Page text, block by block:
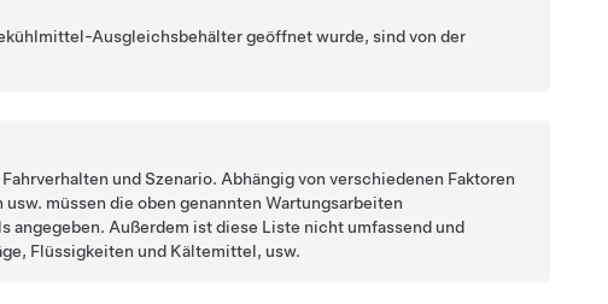
Ausgleichsbehälter geöffnet wurde, sind von der
und Szenario. Abhängig von verschiedenen Faktoren
müssen die oben genannten Wartungsarbeiten
Außerdem ist diese Liste nicht umfassend und
, Flüssigkeiten und Kältemittel, usw.